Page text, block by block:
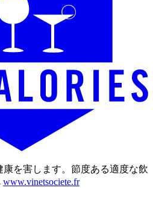
を害します。節度ある適度な飲
www.vinetsociete.fr